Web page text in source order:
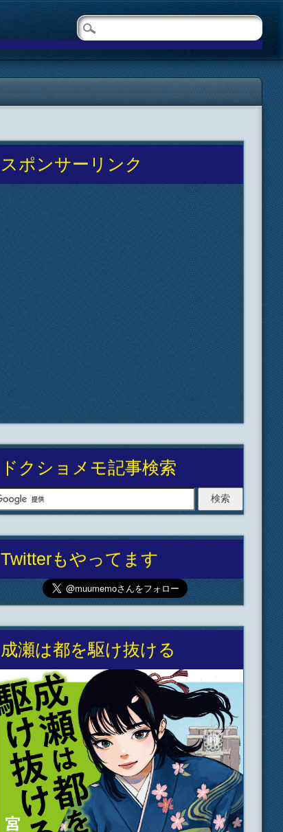
スポンサーリンク
ドクショメモ記事検索
Twitterもやってます
成瀬は都を駆け抜ける